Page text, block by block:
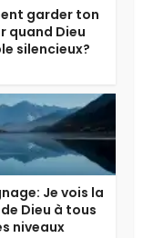
garder ton
quand Dieu
silencieux?
Je vois la
Dieu à tous
niveaux